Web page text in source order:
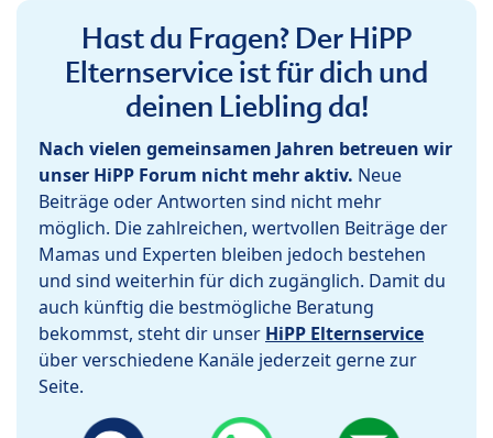
Hast du Fragen? Der HiPP
Elternservice ist für dich und
deinen Liebling da!
Nach vielen gemeinsamen Jahren betreuen wir
unser HiPP Forum nicht mehr aktiv. Neue
Beiträge oder Antworten sind nicht mehr
möglich. Die zahlreichen, wertvollen Beiträge der
Mamas und Experten bleiben jedoch bestehen
und sind weiterhin für dich zugänglich. Damit du
auch künftig die bestmögliche Beratung
bekommst, steht dir unser HiPP Elternservice
über verschiedene Kanäle jederzeit gerne zur
Seite.